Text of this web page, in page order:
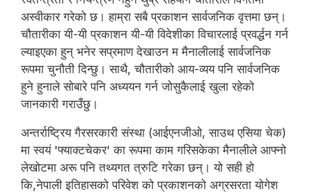
अस्वीकार गरेको छ। हाम्रा सबै प्रकाशन सार्वजनिक वृत्तमा छन्।
चौतारीका यी-यी प्रकाशन यी-यी विदेशीका विचारलाई प्रवर्द्धन गर्न
ल्याइएका हुन् भनेर सप्रमाण देखाउन म मैनालीलाई सार्वजनिक
रूपमा चुनौती दिन्छु। साथै, चौतारीको आय-व्यय पनि सार्वजनिक
हुने हुनाले सोबारे पनि अध्ययन गर्न जोसुकैलाई खुला रहेको
जानकारी गराउँछु।
अन्तर्राष्ट्रिय गैरसरकारी संस्था (आईएनजीओ, साउथ एसिया चेक)
मा स्वयं 'फ्याक्टचेकर' का रूपमा काम गरिसकेका मैनालीले आफ्नो
लेखोटमा अरू पनि तथ्यगत त्रुटि गरेका छन्। यो सही हो
कि,नेपाली इतिहासको परिवेश को प्रकाशनको अग्रसरता योगेश